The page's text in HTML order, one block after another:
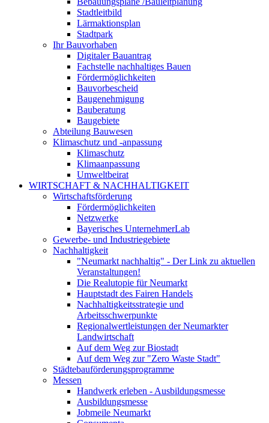
Stadtleitbild
Lärmaktionsplan
Stadtpark
Ihr Bauvorhaben
Digitaler Bauantrag
Fachstelle nachhaltiges Bauen
Fördermöglichkeiten
Bauvorbescheid
Baugenehmigung
Bauberatung
Baugebiete
Abteilung Bauwesen
Klimaschutz und -anpassung
Klimaschutz
Klimaanpassung
Umweltbeirat
WIRTSCHAFT & NACHHALTIGKEIT
Wirtschaftsförderung
Fördermöglichkeiten
Netzwerke
Bayerisches UnternehmerLab
Gewerbe- und Industriegebiete
Nachhaltigkeit
"Neumarkt nachhaltig" - Der Link zu aktuellen
Veranstaltungen!
Die Realutopie für Neumarkt
Hauptstadt des Fairen Handels
Nachhaltigkeitsstrategie und
Arbeitsschwerpunkte
Regionalwertleistungen der Neumarkter
Landwirtschaft
Auf dem Weg zur Biostadt
Auf dem Weg zur "Zero Waste Stadt"
Städtebauförderungsprogramme
Messen
Handwerk erleben - Ausbildungsmesse
Ausbildungsmesse
Jobmeile Neumarkt